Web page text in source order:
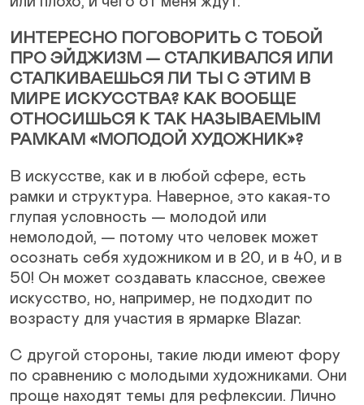
ИНТЕРЕСНО ПОГОВОРИТЬ С ТОБОЙ
ПРО ЭЙДЖИЗМ — СТАЛКИВАЛСЯ ИЛИ
СТАЛКИВАЕШЬСЯ ЛИ ТЫ С ЭТИМ В
МИРЕ ИСКУССТВА? КАК ВООБЩЕ
ОТНОСИШЬСЯ К ТАК НАЗЫВАЕМЫМ
РАМКАМ «МОЛОДОЙ ХУДОЖНИК»?
В искусстве, как и в любой сфере, есть
рамки и структура. Наверное, это какая-то
глупая условность — молодой или
немолодой, — потому что человек может
осознать себя художником и в 20, и в 40, и в
50! Он может создавать классное, свежее
искусство, но, например, не подходит по
возрасту для участия в ярмарке Blazar.
С другой стороны, такие люди имеют фору
по сравнению с молодыми художниками. Они
проще находят темы для рефлексии. Лично